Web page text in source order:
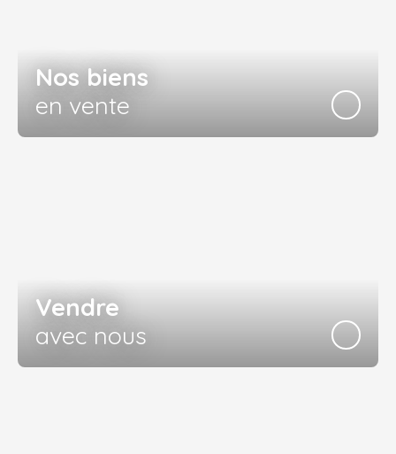
Nos biens
en vente
Vendre
avec nous